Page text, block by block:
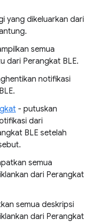
yang dikeluarkan dari
semua
dari Perangkat BLE.
notifikasi
- putuskan
dari
BLE setelah
semua
dari Perangkat
semua deskripsi
dari Perangkat